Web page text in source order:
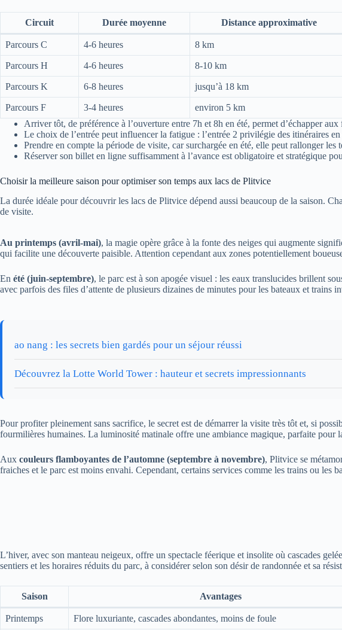
Circuit Durée moyenne Distance approximative
Parcours C 4-6 heures 8 km
Parcours H 4-6 heures 8-10 km
Parcours K 6-8 heures jusqu’à 18 km
Parcours F 3-4 heures environ 5 km
Arriver tôt, de préférence à l’ouverture entre 7h et 8h en été, permet d’échapper
Le choix de l’entrée peut influencer la fatigue : l’entrée 2 privilégie des itinéraires
Prendre en compte la période de visite, car surchargée en été, elle peut rallonger les
Réserver son billet en ligne suffisamment à l’avance est obligatoire et stratégique
Choisir la meilleure saison pour optimiser son temps aux lacs de Plitvice
La durée idéale pour découvrir les lacs de Plitvice dépend aussi beaucoup de la saison.
de visite.
Au printemps (avril-mai), la magie opère grâce à la fonte des neiges qui augmente
qui facilite une découverte paisible. Attention cependant aux zones potentiellement
En été (juin-septembre), le parc est à son apogée visuel : les eaux translucides brillent
avec parfois des files d’attente de plusieurs dizaines de minutes pour les bateaux et
ao nang : les secrets bien gardés pour un séjour réussi
Découvrez la Lotte World Tower : hauteur et secrets impressionnants
Pour profiter pleinement sans sacrifice, le secret est de démarrer la visite très tôt et, si
fourmilières humaines. La luminosité matinale offre une ambiance magique, parfaite pour
Aux couleurs flamboyantes de l’automne (septembre à novembre), Plitvice se
fraiches et le parc est moins envahi. Cependant, certains services comme les trains ou les
L’hiver, avec son manteau neigeux, offre un spectacle féerique et insolite où cascades
sentiers et les horaires réduits du parc, à considérer selon son désir de randonnée et sa
Saison Avantages
Printemps Flore luxuriante, cascades abondantes, moins de foule